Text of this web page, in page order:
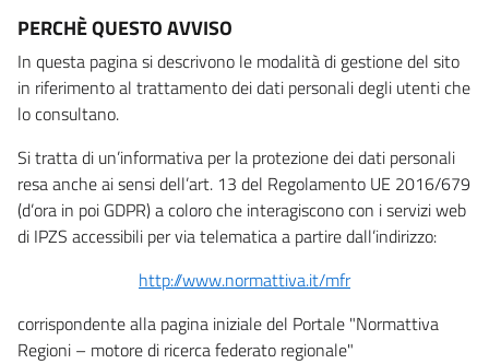
PERCHÈ QUESTO AVVISO
In questa pagina si descrivono le modalità di gestione del sito
in riferimento al trattamento dei dati personali degli utenti che
lo consultano.
Si tratta di un’informativa per la protezione dei dati personali
resa anche ai sensi dell’art. 13 del Regolamento UE 2016/679
(d’ora in poi GDPR) a coloro che interagiscono con i servizi web
di IPZS accessibili per via telematica a partire dall’indirizzo:
http://www.normattiva.it/mfr
corrispondente alla pagina iniziale del Portale "Normattiva
Regioni – motore di ricerca federato regionale"